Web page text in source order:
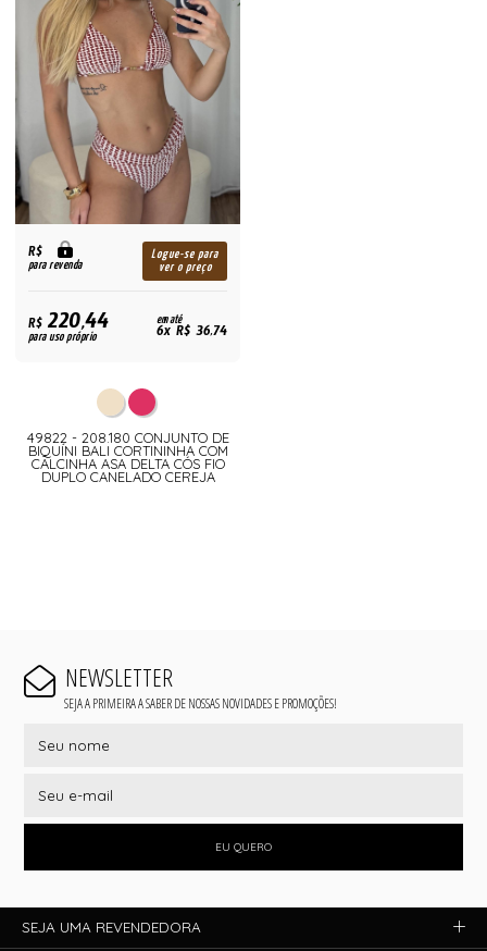
R$
para revenda
Logue-se para
ver o preço
R$220,44
para uso próprio
em até
6x R$ 36,74
49822 - 208.180 CONJUNTO DE
BIQUÍNI BALI CORTININHA COM
CALCINHA ASA DELTA CÓS FIO
DUPLO CANELADO CEREJA
NEWSLETTER
SEJA A PRIMEIRA A SABER DE NOSSAS NOVIDADES E PROMOÇÕES!
EU QUERO
SEJA UMA REVENDEDORA